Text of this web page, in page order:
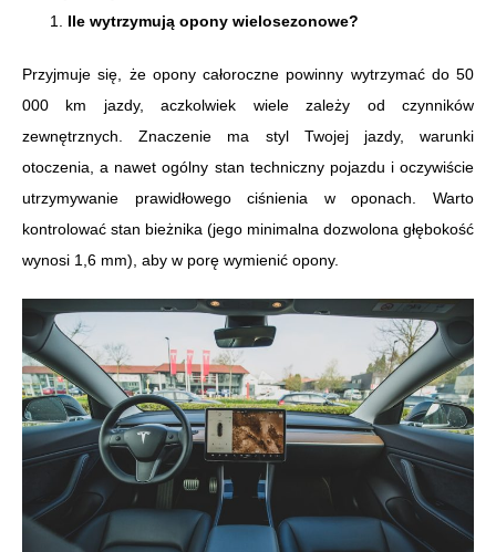
Ile wytrzymują opony wielosezonowe?
Przyjmuje się, że opony całoroczne powinny wytrzymać do 50
000 km jazdy, aczkolwiek wiele zależy od czynników
zewnętrznych. Znaczenie ma styl Twojej jazdy, warunki
otoczenia, a nawet ogólny stan techniczny pojazdu i oczywiście
utrzymywanie prawidłowego ciśnienia w oponach. Warto
kontrolować stan bieżnika (jego minimalna dozwolona głębokość
wynosi 1,6 mm), aby w porę wymienić opony.